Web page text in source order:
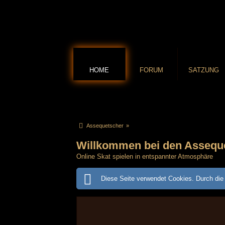
HOME FORUM SATZUNG
Assequetscher »
Willkommen bei den
Online Skat spielen in entspannter Atmosphäre
Diese Seite verwendet Cookies. Durch